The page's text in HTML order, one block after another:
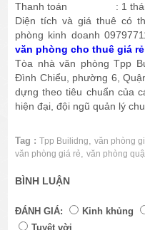
Thanh toán : 1
Diện tích và giá thuê có
phòng kinh doanh
văn phòng cho thuê giá rẻ
Tòa nhà văn phòng Tpp
Đình Chiểu, phường 6,
dựng theo tiêu chuẩn của
hiện đại, đội ngũ quản lý
Tag : Tpp Builidng,văn phòng
văn phòng giá rẻ,văn phòng
BÌNH LUẬN
ĐÁNH GIÁ: Kinh khủng
Tuyệt vời